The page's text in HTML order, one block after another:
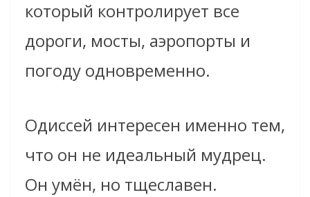
который контролирует все
дороги, мосты, аэропорты и
погоду одновременно.
Одиссей интересен именно тем,
что он не идеальный мудрец.
Он умён, но тщеславен.